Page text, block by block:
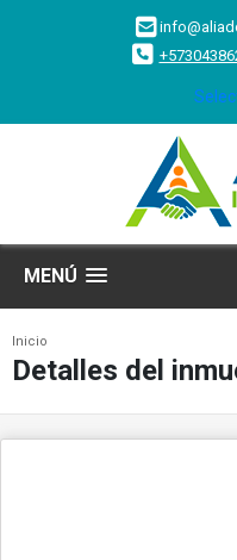
MENÚ
Inicio
Detalles del